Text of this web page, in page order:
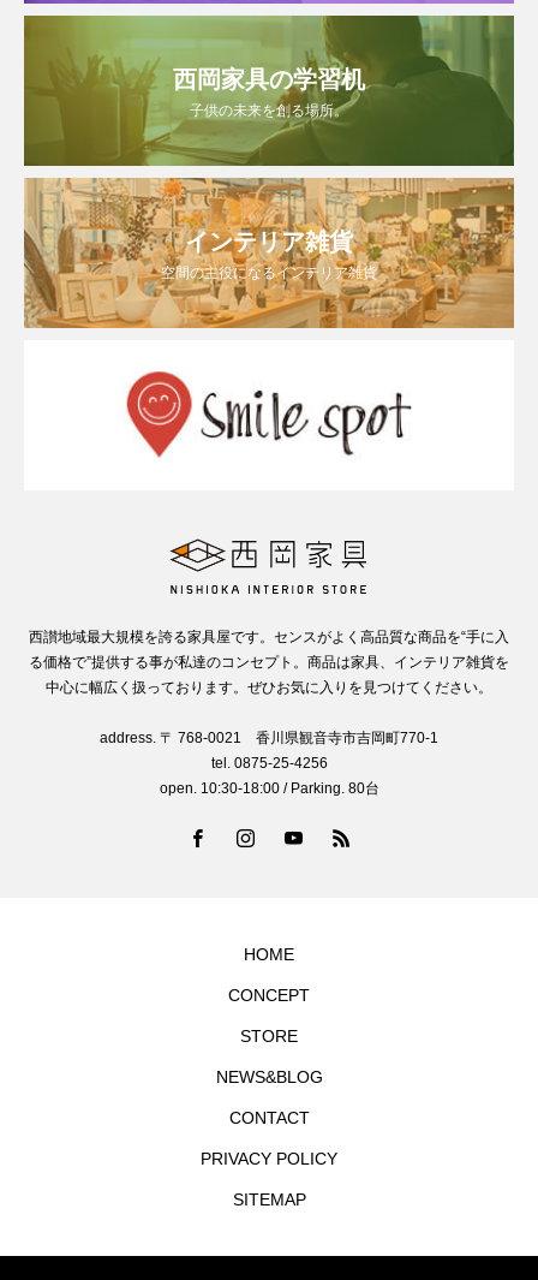
西岡家具の学習机
子供の未来を創る場所。
インテリア雑貨
空間の主役になるインテリア雑貨
西讃地域最大規模を誇る家具屋です。センスがよく高品質な商品を“手に入
る価格で”提供する事が私達のコンセプト。商品は家具、インテリア雑貨を
中心に幅広く扱っております。ぜひお気に入りを見つけてください。
address. 〒 768-0021 香川県観音寺市吉岡町770-1
tel. 0875-25-4256
open. 10:30-18:00 / Parking. 80台
HOME
CONCEPT
STORE
NEWS&BLOG
CONTACT
PRIVACY POLICY
SITEMAP